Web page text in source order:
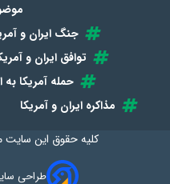
جنگ ایران و
توافق ایران و
حمله آمریکا به
مذاکره ایران و آمریکا
کلیه حقوق این سایت
طراحی